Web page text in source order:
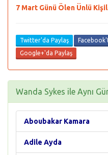
7 Mart Günü Ölen Ünlü
Twitter'da Paylaş
Google+'da Paylaş
Wanda Sykes ile Aynı
Aboubakar Kamara
Adile Ayda